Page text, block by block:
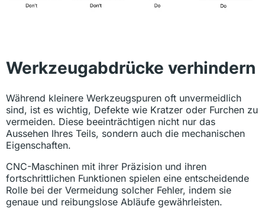
Werkzeugabdrücke verhindern
Während kleinere Werkzeugspuren oft unvermeidlich
sind, ist es wichtig, Defekte wie Kratzer oder Furchen zu
vermeiden. Diese beeinträchtigen nicht nur das
Aussehen Ihres Teils, sondern auch die mechanischen
Eigenschaften.
CNC-Maschinen mit ihrer Präzision und ihren
fortschrittlichen Funktionen spielen eine entscheidende
Rolle bei der Vermeidung solcher Fehler, indem sie
genaue und reibungslose Abläufe gewährleisten.